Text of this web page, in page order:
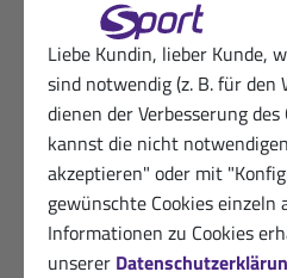
Liebe Kundin, lieber Kunde,
sind notwendig (z. B. für den
dienen der Verbesserung
kannst die nicht
akzeptieren" oder mit
gewünschte Cookies
Informationen zu Cookies
unserer
Glücklicher Kunde
★★★
Sehr
VERIFIZIERT
Dankbare Kundin von
Sport
★★★